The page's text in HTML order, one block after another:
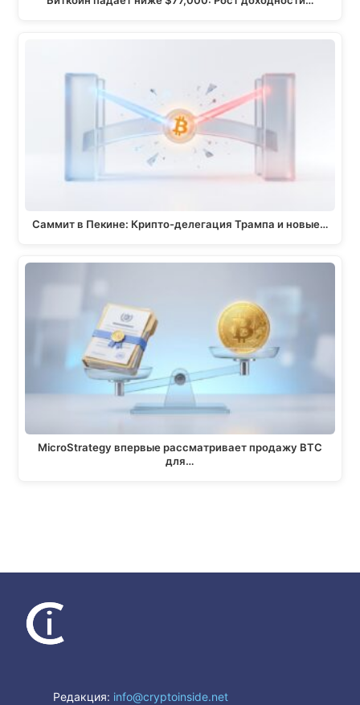
Саммит в Пекине: Крипто-делегация Трампа и новые…
MicroStrategy впервые рассматривает продажу BTC
для…
Редакция: info@cryptoinside.net